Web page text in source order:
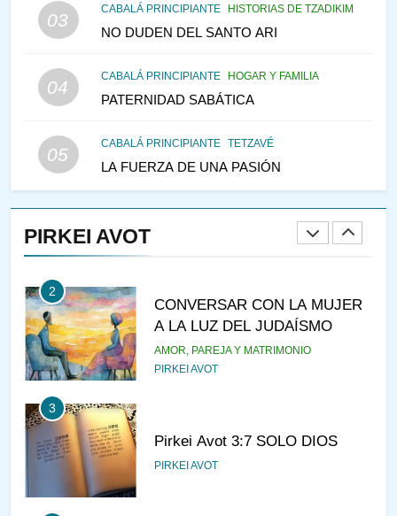
03
CABALÁ PRINCIPIANTE HISTORIAS DE TZADIKIM
NO DUDEN DEL SANTO ARI
04
CABALÁ PRINCIPIANTE HOGAR Y FAMILIA
PATERNIDAD SABÁTICA
05
CABALÁ PRINCIPIANTE TETZAVÉ
LA FUERZA DE UNA PASIÓN
PIRKEI AVOT
VEAMOS ¿POR QUÉ
IEHOSHÚA? Y LA QUEJA DE
1
RAZI ¿QUIÉN ES SABIO?
2
CONVERSAR CON LA MUJER
A LA LUZ DEL JUDAÍSMO
AMOR, PAREJA Y MATRIMONIO
PIRKEI AVOT
3
Pirkei Avot 3:7 SOLO DIOS
PIRKEI AVOT